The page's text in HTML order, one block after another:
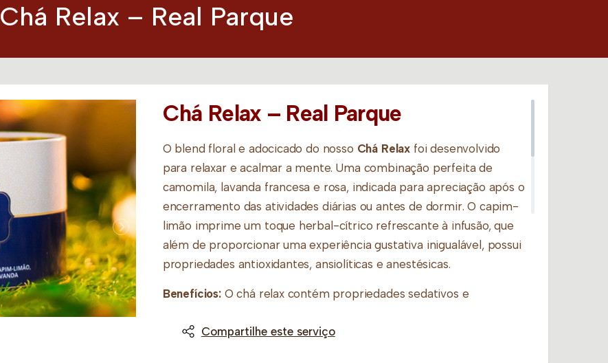
Chá Relax – Real Parque
Chá Relax – Real Parque
O blend floral e adocicado do nosso Chá Relax foi desenvolvido
para relaxar e acalmar a mente. Uma combinação perfeita de
camomila, lavanda francesa e rosa, indicada para apreciação após o
encerramento das atividades diárias ou antes de dormir. O capim-
limão imprime um toque herbal-cítrico refrescante à infusão, que
além de proporcionar uma experiência gustativa inigualável, possui
propriedades antioxidantes, ansiolíticas e anestésicas.
Benefícios:O chá relax contém propriedades sedativos e
experiência com os óleos essenciais ajudam a diminuir os níveis de
Compartilhe este serviço